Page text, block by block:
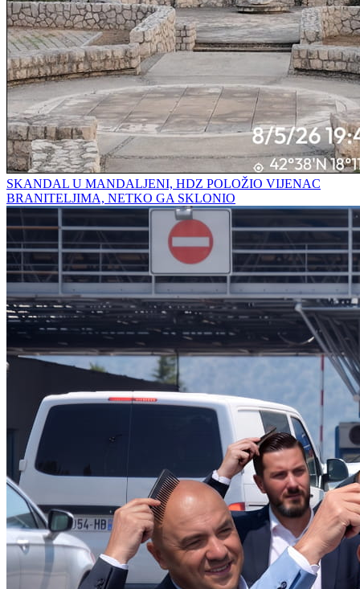
SKANDAL U MANDALJENI, HDZ POLOŽIO VIJENAC
BRANITELJIMA, NETKO GA SKLONIO